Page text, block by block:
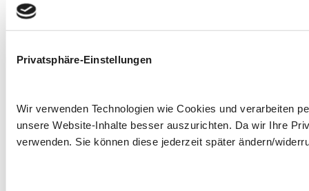
Privatsphäre-Einstellungen
Wir verwenden Technologien wie Cookies und verarbeiten
unsere Website-Inhalte besser auszurichten. Da wir Ihre
verwenden. Sie können diese jederzeit später ändern/